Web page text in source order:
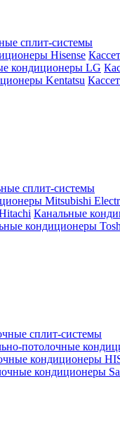
сплит-системы
Hisense
кондиционеры LG
Kentatsu
сплит-системы
Mitsubishi
Канальные
кондиционеры
сплит-системы
потолочные
кондиционеры
кондиционеры